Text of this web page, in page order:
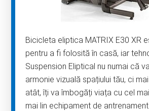
Bicicleta eliptica MATRIX E30 XR
pentru a fi folosită în casă, iar
Suspension Eliptical nu numai că
armonie vizuală spațiului tău, ci
atât, îți va îmbogăți viața cu cel
mai lin echipament de